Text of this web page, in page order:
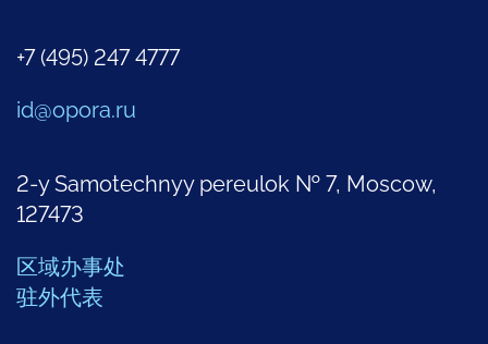
+7 (495) 247 4777
id@opora.ru
2-y Samotechnyy pereulok № 7, Moscow,
127473
区域办事处
驻外代表